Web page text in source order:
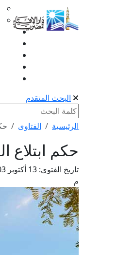
البحث المتقدم
الرئيسية الفتاوى
حكم ابتلاع
تاريخ الفتوى:
13
م